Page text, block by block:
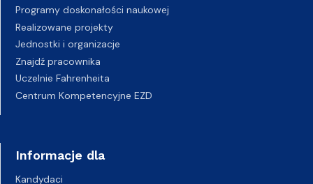
Programy doskonałości naukowej
Realizowane projekty
Jednostki i organizacje
Znajdź pracownika
Uczelnie Fahrenheita
Centrum Kompetencyjne EZD
Informacje dla
Kandydaci